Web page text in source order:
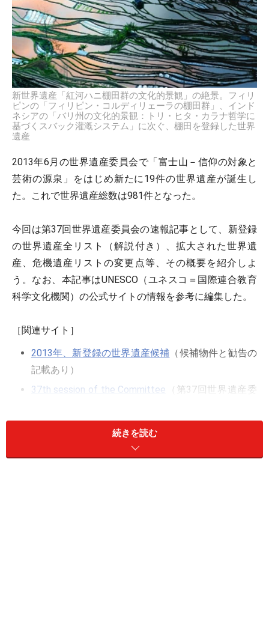
新世界遺産「紅河ハニ棚田群の文化的景観」の絶景。フィリ
ピンの「フィリピン・コルディリェーラの棚田群」、インド
ネシアの「バリ州の文化的景観：トリ・ヒタ・カラナ哲学に
基づくスバック灌漑システム」に次ぐ、棚田を登録した世界
遺産
2013年6月の世界遺産委員会で「富士山－信仰の対象と
芸術の源泉」をはじめ新たに19件の世界遺産が誕生し
た。これで世界遺産総数は981件となった。
今回は第37回世界遺産委員会の速報記事として、新登録
の世界遺産全リスト（解説付き）、拡大された世界遺
産、危機遺産リストの変更点等、その概要を紹介しよ
う。なお、本記事はUNESCO（ユネスコ＝国際連合教育
科学文化機関）の公式サイトの情報を参考に編集した。
［関連サイト］
2013年、新登録の世界遺産候補 （候補物件と勧告の
記載あり）
37th session of the Committee （第37回世界遺産委
新たに19件の世界遺産が誕生、世界遺産は
続きを読む